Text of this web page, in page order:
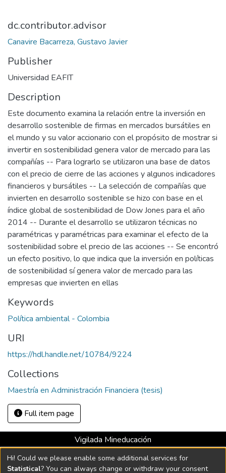
dc.contributor.advisor
Canavire Bacarreza, Gustavo Javier
Publisher
Universidad EAFIT
Description
Este documento examina la relación entre la inversión en
desarrollo sostenible de firmas en mercados bursátiles en
el mundo y su valor accionario con el propósito de mostrar si
invertir en sostenibilidad genera valor de mercado para las
compañías -- Para lograrlo se utilizaron una base de datos
con el precio de cierre de las acciones y algunos indicadores
financieros y bursátiles -- La selección de compañías que
invierten en desarrollo sostenible se hizo con base en el
índice global de sostenibilidad de Dow Jones para el año
2014 -- Durante el desarrollo se utilizaron técnicas no
paramétricas y paramétricas para examinar el efecto de la
sostenibilidad sobre el precio de las acciones -- Se encontró
un efecto positivo, lo que indica que la inversión en políticas
de sostenibilidad sí genera valor de mercado para las
empresas que invierten en ellas
Keywords
Política ambiental - Colombia
URI
https://hdl.handle.net/10784/9224
Collections
Maestría en Administración Financiera (tesis)
Full item page
Vigilada Mineducación
Universidad con Acreditación Institucional hasta 2026 -
Resolución MEN 2158 de 2018
Hi! Could we please enable some additional services for
Statistical? You can always change or withdraw your consent